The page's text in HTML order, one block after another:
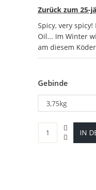
Zurück zum 25-
Spicy, very
Oil... Im Winter
am diesem
Gebinde
IN